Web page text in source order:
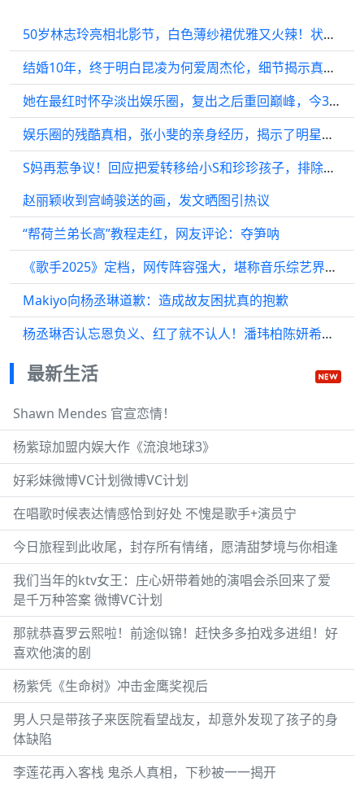
50岁林志玲亮相北影节，白色薄纱裙优雅又火辣！状态好似20岁
结婚10年，终于明白昆凌为何爱周杰伦，细节揭示真实感情
她在最红时怀孕淡出娱乐圈，复出之后重回巅峰，今38岁红透半边天
娱乐圈的残酷真相，张小斐的亲身经历，揭示了明星的辛酸！
S妈再惹争议！回应把爱转移给小S和珍珍孩子，排除了小玥儿姐弟？
赵丽颖收到宫崎骏送的画，发文晒图引热议
“帮荷兰弟长高”教程走红，网友评论：夺笋呐
《歌手2025》定档，网传阵容强大，堪称音乐综艺界的世界杯
Makiyo向杨丞琳道歉：造成故友困扰真的抱歉
杨丞琳否认忘恩负义、红了就不认人！潘玮柏陈妍希力挺好友
最新生活
Shawn Mendes 官宣恋情！
杨紫琼加盟内娱大作《流浪地球3》
好彩妹微博VC计划微博VC计划
在唱歌时候表达情感恰到好处 不愧是歌手+演员宁
今日旅程到此收尾，封存所有情绪，愿清甜梦境与你相逢
我们当年的ktv女王：庄心妍带着她的演唱会杀回来了爱
是千万种答案 微博VC计划
那就恭喜罗云熙啦！前途似锦！赶快多多拍戏多进组！好
喜欢他演的剧
杨紫凭《生命树》冲击金鹰奖视后
男人只是带孩子来医院看望战友，却意外发现了孩子的身
体缺陷
李莲花再入客栈 鬼杀人真相，下秒被一一揭开